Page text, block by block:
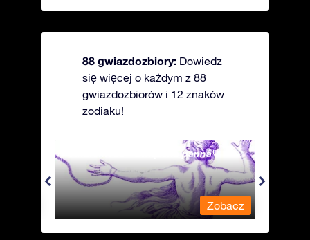
88 gwiazdozbiory: Dowiedz
się więcej o każdym z 88
gwiazdozbiorów i 12 znaków
zodiaku!
Andromeda - Związana panna
Zobacz